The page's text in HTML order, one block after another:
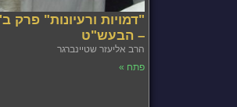
"דמויות ורעיונות" פרק ב'
– הבעש"ט
הרב אליעזר שטיינברגר
פתח »